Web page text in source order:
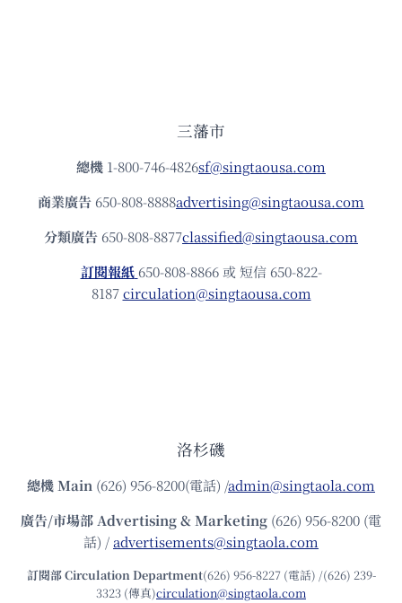
三藩市
總機 1-800-746-4826sf@singtaousa.com
商業廣告 650-808-8888advertising@singtaousa.com
分類廣告 650-808-8877classified@singtaousa.com
訂閱報紙 650-808-8866 或 短信 650-822-
8187circulation@singtaousa.com
洛杉磯
總機Main (626) 956-8200(電話) /admin@singtaola.com
廣告/市場部Advertising & Marketing (626) 956-8200 (電
話) /advertisements@singtaola.com
訂閱部 Circulation Department(626) 956-8227 (電話) /(626) 239-
3323 (傳真)circulation@singtaola.com